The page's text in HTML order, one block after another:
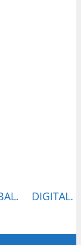
DIGITAL.